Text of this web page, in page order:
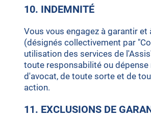
10. INDEMNITÉ
Vous vous engagez à garantir
(désignés collectivement par
utilisation des services de
toute responsabilité ou
d'avocat, de toute sorte et de
action.
11. EXCLUSIONS DE